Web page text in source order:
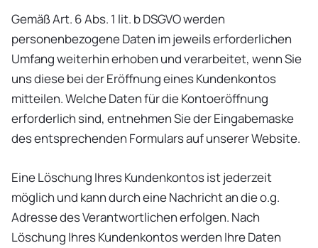
Gemäß Art. 6 Abs. 1 lit. b DSGVO werden
personenbezogene Daten im jeweils erforderlichen
Umfang weiterhin erhoben und verarbeitet, wenn Sie
uns diese bei der Eröffnung eines Kundenkontos
mitteilen. Welche Daten für die Kontoeröffnung
erforderlich sind, entnehmen Sie der Eingabemaske
des entsprechenden Formulars auf unserer Website.
Eine Löschung Ihres Kundenkontos ist jederzeit
möglich und kann durch eine Nachricht an die o.g.
Adresse des Verantwortlichen erfolgen. Nach
Löschung Ihres Kundenkontos werden Ihre Daten